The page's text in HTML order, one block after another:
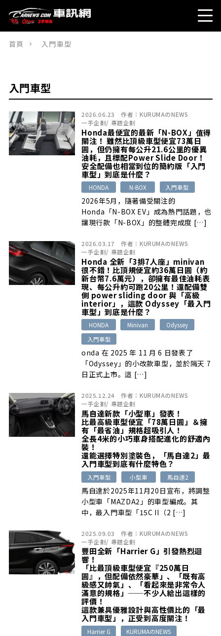
首頁 入門車型
入門車型
2026.06.23 作者： KURUMAのNEWS
一手企劃/ 專題企劃
Honda最便宜的最新「N-BOX」值得
關注！ 雖然比頂級車型便宜73萬日
圓，但仍擁有每公升21.6公里的優異
油耗，且標配Power Slide Door！
安全配備也相當到位的簡約版「入門
車型」到底是什麼？
HONDA N-BOX 入門車型
2026年5月，隨著備受關注的
Honda「N-BOX EV」成為熱門話題，也
讓現行款「N-BOX」的整體完成度 […]
2026.03.17 作者： KURUMAのNEWS
一手企劃/ 專題企劃
Honda 全新「3排7人座」minivan
很不錯！比頂規便宜約36萬日圓（約
新台幣7.6萬元），卻擁有最佳油耗表
現、每公升約可跑20公里！還配備雙
側 power sliding door 與「高級
interior」，這款 Odyssey「最入門
車型」到底是什麼？
HONDA Minivan
Odyssey
入門車型
onda 在 2025 年 11 月 6 日發表了
「Odyssey」的小改款車型，並於隔天 7
日正式上市。這 […]
2025.12.24 作者： KURUMAのNEWS
一手企劃/ 專題企劃
馬自達新款「小型車」發表！
比最高級車型便宜「78萬日圓」＆擁
有「最省油」規格超吸引人！
全長4米的小巧車身搭配進化的舒適內
裝！
還能選擇特別塗裝色，「馬自達2」最
入門車型到底有什麼特色？
入門車型 小型車 馬自達2
馬自達於2025年11月20日宣布，將調整
小型車「MAZDA2」的車型編成。其
中，最入門車型「15C II（2 […]
2025.09.03 作者： KURUMAのNEWS
一手企劃/ 專題企劃
豐田全新「Harrier G」引發熱烈迴
響！
「比最頂級車型便宜『250萬日
圓』，但配備依然豪華」、「既有高
級感又帥氣」、「看起來是非常令人
滿意的規格」──不少人給出這樣的
評價！
這款兼具優雅設計與高性價比的「最
入門車型」，正受到高度關注！
Harrier G
KURUMAのNEWS